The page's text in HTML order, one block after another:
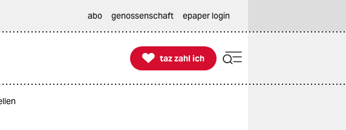
abo genossenschaft epaper login

taz zahl ich
taz zahl ich